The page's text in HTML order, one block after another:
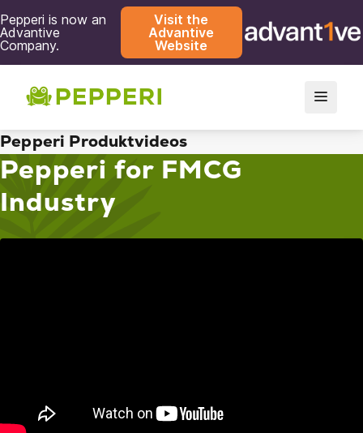
Pepperi is now an
Advantive
Company.
Visit the
Advantive
Website
Pepperi Produktvideos
Pepperi for FMCG
Industry